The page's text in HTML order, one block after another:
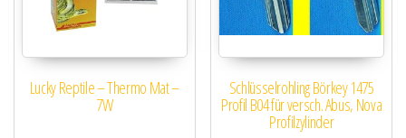
Lucky Reptile – Thermo Mat –
7W
Schlüsselrohling Börkey 1475
Profil B04 für versch. Abus, Nova
Profilzylinder